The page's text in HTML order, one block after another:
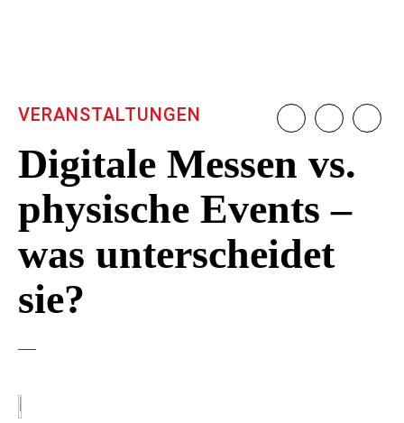
Digitale Messen vs.
physische Events –
was unterscheidet
sie?
VERANSTALTUNGEN